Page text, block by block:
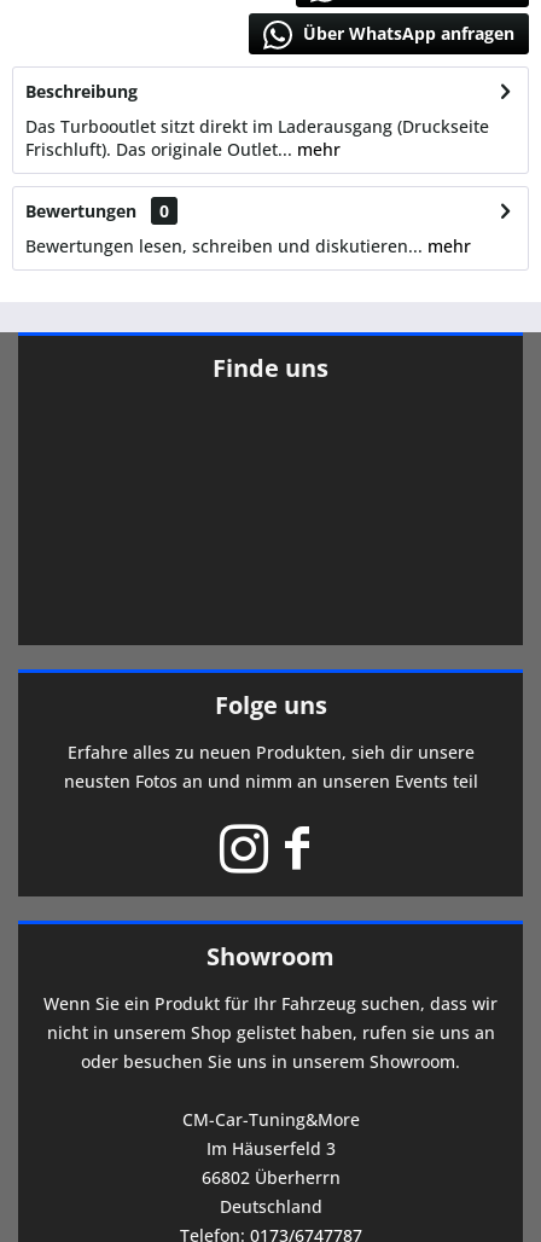
Über WhatsApp anfragen
Beschreibung
Das Turbooutlet sitzt direkt im Laderausgang (Druckseite
Frischluft). Das originale Outlet... mehr
Bewertungen
0
Bewertungen lesen, schreiben und diskutieren... mehr
Finde uns
Folge uns
Erfahre alles zu neuen Produkten, sieh dir unsere
neusten Fotos an und nimm an unseren Events teil
Showroom
Wenn Sie ein Produkt für Ihr Fahrzeug suchen, dass wir
nicht in unserem Shop gelistet haben, rufen sie uns an
oder besuchen Sie uns in unserem Showroom.
CM-Car-Tuning&More
Im Häuserfeld 3
66802 Überherrn
Deutschland
Telefon: 0173/6747787